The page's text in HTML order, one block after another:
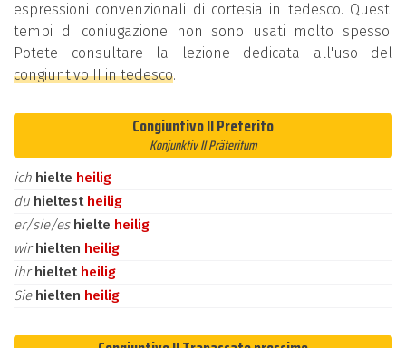
espressioni convenzionali di cortesia in tedesco. Questi
tempi di coniugazione non sono usati molto spesso.
Potete consultare la lezione dedicata all'uso del
congiuntivo II in tedesco.
Congiuntivo II Preterito
Konjunktiv II Präteritum
ich hielte heilig
du hieltest heilig
er/sie/es hielte heilig
wirhielten heilig
ihrhieltet heilig
Sie hielten heilig